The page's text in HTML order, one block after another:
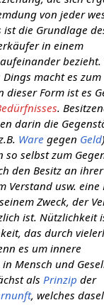
von jeder
ist die Grundlage
in einem
aufeinander bezieht.
macht es zum
dieser Form ist es
.
darin die
Ware gegen Geld
so selbst zum
den Besitz an ihrer
Verstand usw. eine
Zweck, der
ist. Nützlichkeit
das durch
es um innere
Mensch und
als Prinzip der
, welches